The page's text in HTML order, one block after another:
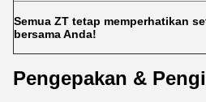
Semua ZT tetap memperhatikan
bersama Anda!
Pengepakan &